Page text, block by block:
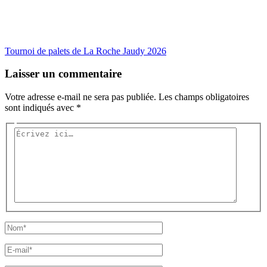
Tournoi de palets de La Roche Jaudy 2026
Laisser un commentaire
Votre adresse e-mail ne sera pas publiée. Les champs obligatoires
sont indiqués avec *
Écrivez
Nom*
E-
mail*